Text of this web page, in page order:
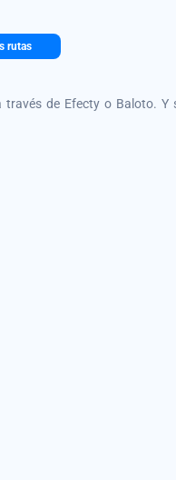
rutas
de Efecty o Baloto.